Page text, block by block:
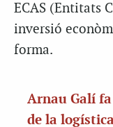
ECAS (Entitats
inversió
forma.
Arnau Galí
de la